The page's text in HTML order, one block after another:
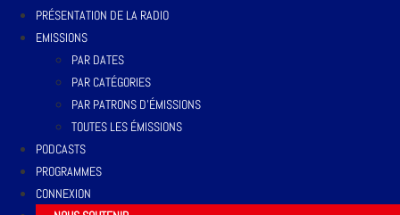
PRÉSENTATION DE LA RADIO
EMISSIONS
PAR DATES
PAR CATÉGORIES
PAR PATRONS D’ÉMISSIONS
TOUTES LES ÉMISSIONS
PODCASTS
PROGRAMMES
CONNEXION